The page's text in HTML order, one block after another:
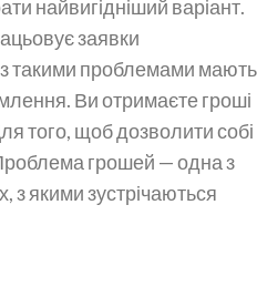
найвигідніший варіант.
заявки
з такими проблемами мають
Ви отримаєте гроші
того, щоб дозволити собі
грошей — одна з
з якими зустрічаються